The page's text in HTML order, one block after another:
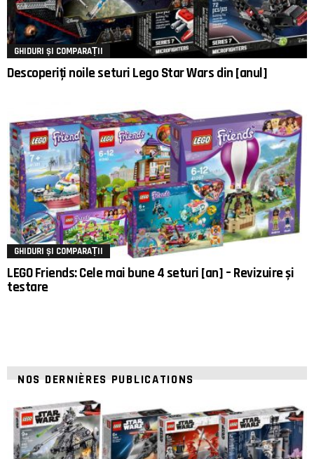
GHIDURI ȘI COMPARAȚII
Descoperiți noile seturi Lego Star Wars din [anul]
GHIDURI ȘI COMPARAȚII
LEGO Friends: Cele mai bune 4 seturi [an] – Revizuire și
testare
NOS DERNIÈRES PUBLICATIONS